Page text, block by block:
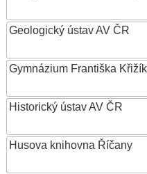
Geologický ústav AV ČR
Gymnázium Františka
Historický ústav AV ČR
Husova knihovna Říčany